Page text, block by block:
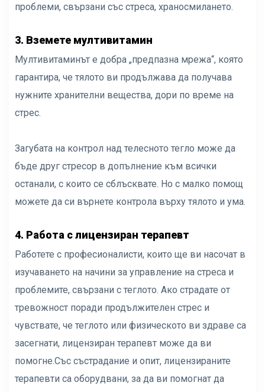
проблеми, свързани със стреса, храносмилането.
3. Вземете мултивитамин
Мултивитаминът е добра „предпазна мрежа“, която
гарантира, че тялото ви продължава да получава
нужните хранителни вещества, дори по време на
стрес.
Загубата на контрол над телесното тегло може да
бъде друг стресор в допълнение към всички
останали, с които се сблъсквате. Но с малко помощ
можете да си върнете контрола върху тялото и ума.
4. Работа с лицензиран терапевт
Работете с професионалисти, които ще ви насочат в
изучаването на начини за управление на стреса и
проблемите, свързани с теглото. Ако страдате от
тревожност поради продължителен стрес и
чувствате, че теглото или физическото ви здраве са
засегнати, лицензиран терапевт може да ви
помогне.Със състрадание и опит, лицензираните
терапевти са оборудвани, за да ви помогнат да